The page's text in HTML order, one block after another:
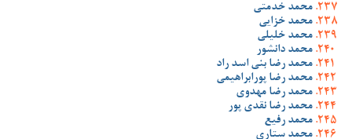
محمد خدمتی
محمد خزایی
محمد خلیلی
محمد دانشور
محمد رضا بنی اسد راد
محمد رضا پورابراهیمی
محمد رضا مهدوی
محمد رضا نقدی پور
محمد رفیع
محمد ستاری